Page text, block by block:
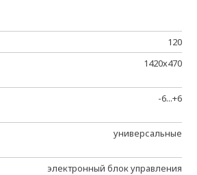
120
1420х470
-6...+6
универсальные
электронный блок управления